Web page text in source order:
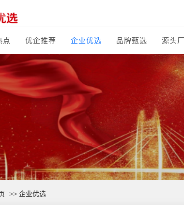
点 优企推荐 企业优选 品牌甄选 源头
>> 企业优选